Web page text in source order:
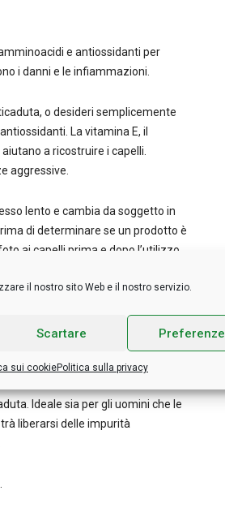
il nostro sito Web e il nostro servizio.
Scartare Preferenze
sui cookiePolitica sulla privacy
e antiossidanti per
i danni e le infiammazioni.
o desideri semplicemente
La vitamina E, il
a ricostruire i capelli.
aggressive.
lento e cambia da soggetto in
di determinare se un prodotto è
ai capelli prima e dopo l’utilizzo
allo specchio.
Ideale sia per gli uomini che le
liberarsi delle impurità